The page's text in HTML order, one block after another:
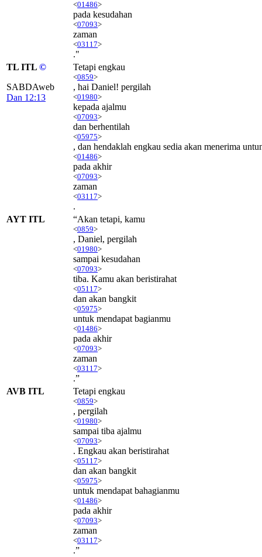
<01486>
pada kesudahan
<07093>
zaman
<03117>
."
TL ITL ©
SABDAweb
Dan 12:13
Tetapi engkau
<0859>
, hai Daniel! pergilah
<01980>
kepada ajalmu
<07093>
dan berhentilah
<05975>
, dan hendaklah engkau sedia akan menerima
<01486>
pada akhir
<07093>
zaman
<03117>
.
AYT ITL
“Akan tetapi, kamu
<0859>
, Daniel, pergilah
<01980>
sampai kesudahan
<07093>
tiba. Kamu akan beristirahat
<05117>
dan akan bangkit
<05975>
untuk mendapat bagianmu
<01486>
pada akhir
<07093>
zaman
<03117>
.”
AVB ITL
Tetapi engkau
<0859>
, pergilah
<01980>
sampai tiba ajalmu
<07093>
. Engkau akan beristirahat
<05117>
dan akan bangkit
<05975>
untuk mendapat bahagianmu
<01486>
pada akhir
<07093>
zaman
<03117>
.”